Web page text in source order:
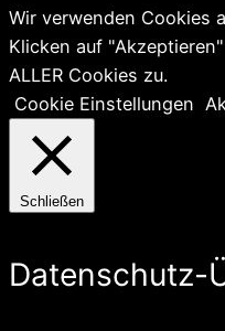
Wir verwenden Cookies
Klicken auf
ALLER Cookies zu.
Cookie Einstellungen
Schließen
Datenschutz-